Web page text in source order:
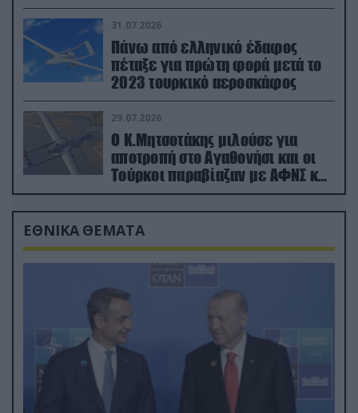
31.07.2026
Πάνω από ελληνικό έδαφος
πέταξε για πρώτη φορά μετά το
2023 τουρκικό αεροσκάφος
29.07.2026
Ο Κ.Μητσοτάκης μιλούσε για
αποτροπή στο Αγαθονήσι και οι
Τούρκοι παραβίαζαν με ΑΦΝΣ και
drone
ΕΘΝΙΚΑ ΘΕΜΑΤΑ